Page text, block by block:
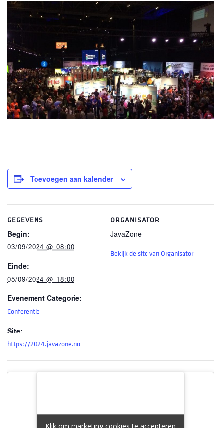
Toevoegen aan kalender
GEGEVENS
Begin:
03/09/2024 @ 08:00
Einde:
05/09/2024 @ 18:00
Evenement Categorie:
Conferentie
Site:
https://2024.javazone.no
ORGANISATOR
JavaZone
Bekijk de site van Organisator
Klik om marketing cookies te accepteren
Klik om marketing cookies te accepteren